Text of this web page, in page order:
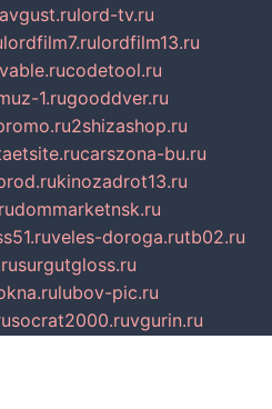
lord-tv.ru
lordfilm7.rulordfilm13.ru
codetool.ru
1.rugooddver.ru
2shizashop.ru
carszona-bu.ru
kinozadrot13.ru
dommarketnsk.ru
veles-doroga.rutb02.ru
surgutgloss.ru
lubov-pic.ru
socrat2000.ruvgurin.ru